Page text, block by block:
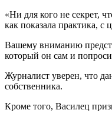
«Ни для кого не секрет,
как показала практика,
Вашему вниманию
который он сам и
Журналист уверен, что
собственника.
Кроме того, Василец